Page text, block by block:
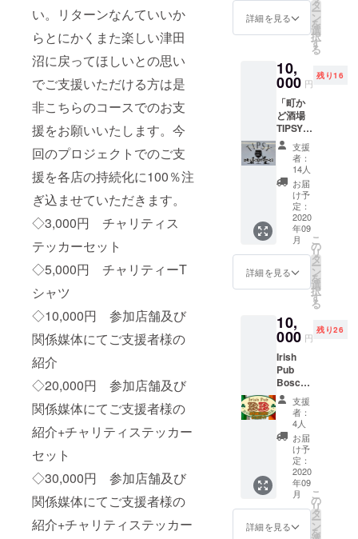
い。リターンなんていいか
らとにかくまた楽しい津田
沼に戻ってほしいとの思い
でご支援いただける方は是
非こちらのコースでのお支
援をお願いいたします。今
回のプロジェクトでのご支
援を各店の持続化に100％注
ぎ込ませていただきます。
◇3,000円 チャリティス
テッカーセット
◇5,000円 チャリティーT
シャツ
◇10,000円 参加店舗及び
関係媒体にてご支援者様の
紹介
◇20,000円 参加店舗及び
関係媒体にてご支援者様の
紹介+チャリティステッカー
セット
◇30,000円 参加店舗及び
関係媒体にてご支援者様の
紹介+チャリティステッカー
限は
2020年
シャル
パスの
ナータ
イムは
500円以
下の
フード1
品サー
ビス。
ランチ
タイム
はコー
ス料理
400円
OFF。 ※
有効期
間は
2020年
10月1日
しま
す。
詳細を見る
タ
ー
ン
を
選
択
す
る
10,
000 円
残り16
「町か
ど酒場
TIPSYよ
り」
3ヶ月間
有効の
スペ
シャル
パスを
ご提供
しま
す。
《スペ
シャル
パスの
ク＆ス
ナック
フード
サービ
ス。 ※
有効期
間は
2020年
10月1日
から12
月31日
までと
しま
す。
支援
者：
14人
お届
け予
定：
2020
年09
月
詳細を見る
こ
の
リ
タ
ー
ン
を
選
択
す
る
10,
000 円
残り26
Irish
Pub
Bosca
Beaga
より
3ヶ月間
有効の
スペ
シャル
パスを
ご提供
しま
す。
《スペ
シャル
支援
者：
4人
お届
け予
定：
2020
年09
月
詳細を見る
こ
の
リ
タ
ー
ン
を